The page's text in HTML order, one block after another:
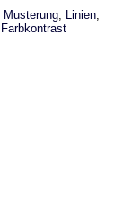
Musterung, Linien,
Farbkontrast